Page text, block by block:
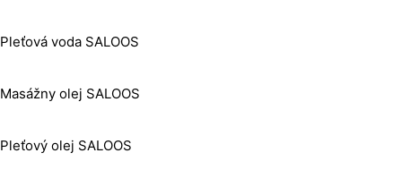
Pleťová voda SALOOS
Masážny olej SALOOS
Pleťový olej SALOOS